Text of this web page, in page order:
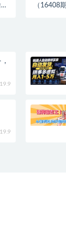
（16408
19.9
19.9